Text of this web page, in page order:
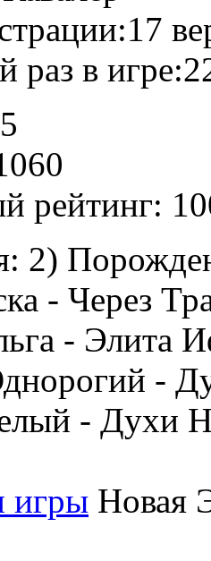
17
раз в игре:
рейтинг:
2)
- Через
- Элита
-
- Духи
игры Новая